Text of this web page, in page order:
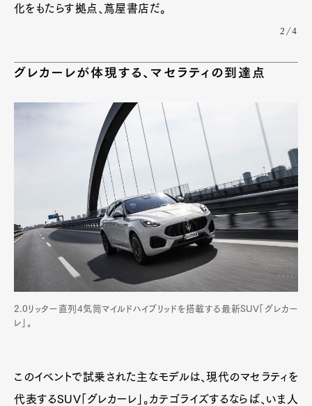
Art&Design WatchFashion
Gourmet
Cars
ProductCultureLifestyle
Pen Membership
Magazine
Official Columnist
About
Contact
Pen international Pen tw
化をもたらす拠点、蔦屋書店だ。
2/4
グレカーレが体現する、マセラティの到達点
2.0リッター直列4気筒マイルドハイブリッドを搭載する最新SUV「グレカー
レ」。
このイベントで試乗された主なモデルは、現代のマセラティを
代表するSUV「グレカーレ」。カテゴライズするならば、いま人